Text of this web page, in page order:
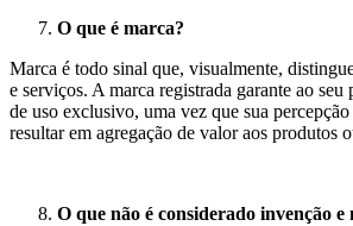
O que é marca?
Marca é todo sinal que, visualmente,
e serviços. A marca registrada garante ao
de uso exclusivo, uma vez que sua
resultar em agregação de valor aos produtos
O que não é considerado invenção e